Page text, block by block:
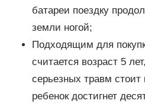
батареи поездку
земли ногой;
Подходящим для
считается возраст 5
серьезных травм стоит
ребенок достигнет